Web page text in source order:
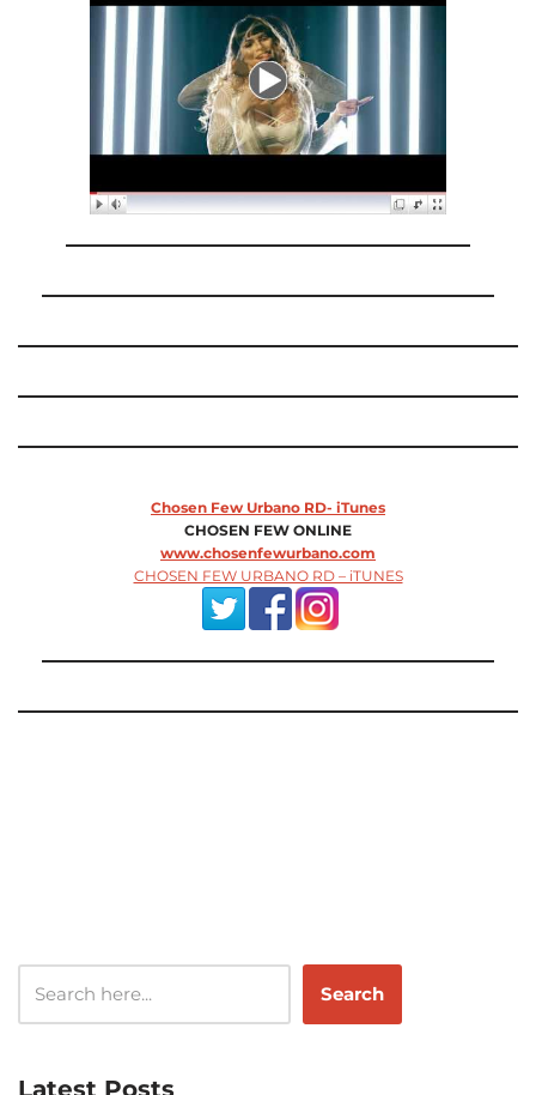
Chosen Few Urbano RD- iTunes
CHOSEN FEW ONLINE
www.chosenfewurbano.com
CHOSEN FEW URBANO RD – iTUNES
Search